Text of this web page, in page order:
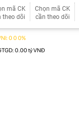
mã CK
theo dõi
Chọn mã CK
cần theo dõi